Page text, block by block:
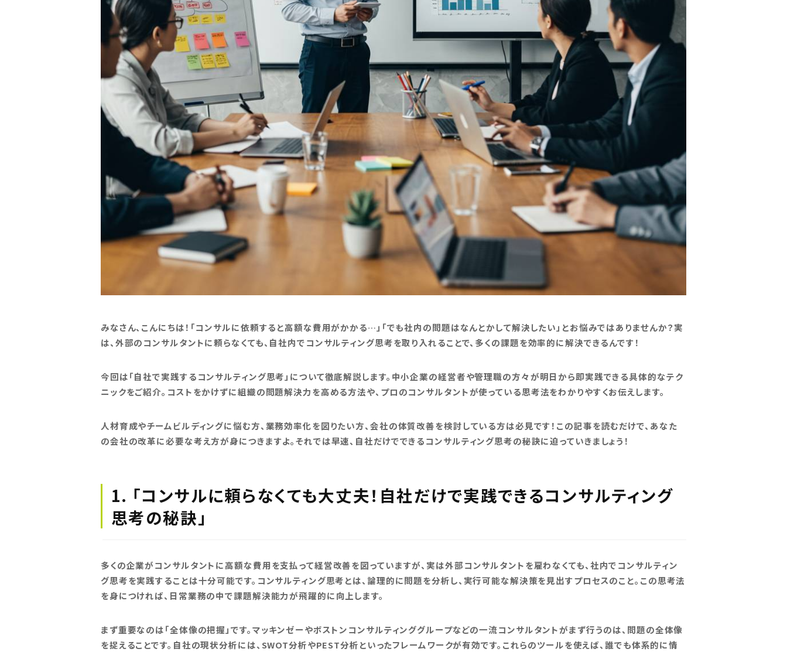
みなさん、こんにちは！「コンサルに依頼すると高額な費用がかかる…」「でも社内の問題はなんとかして解決したい」とお悩みではありませんか？実
は、外部のコンサルタントに頼らなくても、自社内でコンサルティング思考を取り入れることで、多くの課題を効率的に解決できるんです！
今回は「自社で実践するコンサルティング思考」について徹底解説します。中小企業の経営者や管理職の方々が明日から即実践できる具体的なテク
ニックをご紹介。コストをかけずに組織の問題解決力を高める方法や、プロのコンサルタントが使っている思考法をわかりやすくお伝えします。
人材育成やチームビルディングに悩む方、業務効率化を図りたい方、会社の体質改善を検討している方は必見です！この記事を読むだけで、あなた
の会社の改革に必要な考え方が身につきますよ。それでは早速、自社だけでできるコンサルティング思考の秘訣に迫っていきましょう！
1. 「コンサルに頼らなくても大丈夫！自社だけで実践できるコンサルティング
思考の秘訣」
多くの企業がコンサルタントに高額な費用を支払って経営改善を図っていますが、実は外部コンサルタントを雇わなくても、社内でコンサルティン
グ思考を実践することは十分可能です。コンサルティング思考とは、論理的に問題を分析し、実行可能な解決策を見出すプロセスのこと。この思考法
を身につければ、日常業務の中で課題解決能力が飛躍的に向上します。
まず重要なのは「全体像の把握」です。マッキンゼーやボストンコンサルティンググループなどの一流コンサルタントがまず行うのは、問題の全体像
を捉えることです。自社の現状分析には、SWOT分析やPEST分析といったフレームワークが有効です。これらのツールを使えば、誰でも体系的に情